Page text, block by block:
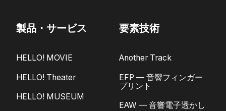
製品・サービス
HELLO! MOVIE
HELLO! Theater
HELLO! MUSEUM
要素技術
Another Track
EFP — 音響フィンガー
プリント
EAW — 音響電子透かし